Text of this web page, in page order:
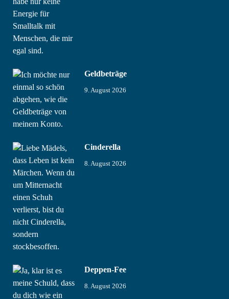
Geldbeträge
9. August 2026
Cinderella
8. August 2026
Deppen-Fee
8. August 2026